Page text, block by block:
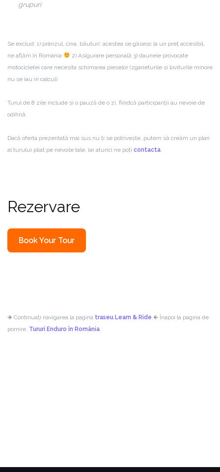
grupuri
Se exclud: 1) prânzul, cina, băuturi: acestea se găsesc la un preț accesibil,
ne aflăm în România
2) Asigurare personală 3) daunele provocate
motocicletei care necesita schimarea pieselor (zgarieturile si loviturile minore
nu se iau in calcul)
Turul de 8 zile include și o pauză de o zi, fiindcă participanții au nevoie de
odihnă.
Dacă oferta prezentată mai sus nu ți se potrivește, putem să creăm un plan
al turului pliat pe nevoile tale, iar atunci ne poți contacta.
Rezervare
Book Your Tour
🡺 Continuați navigarea la pagina traseu Learn & Ride.🡸 Înapoi la pagina de
pornire, Tururi Enduro în România.